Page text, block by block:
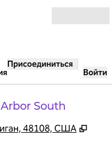
Присоединиться
Войти
South
48108, США ,